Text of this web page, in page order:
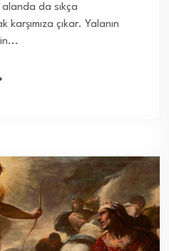
da sıkça
çıkar. Yalanın